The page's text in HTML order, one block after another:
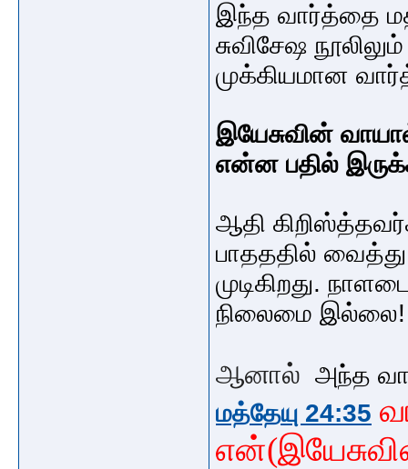
இந்த வார்த்தை
சுவிசேஷ
முக்கியமான
இயேசுவின்
என்ன பதில்
ஆதி
பாதததில்
முடிகிறது.
நிலைமை
ஆனால் அந்த
மத்தேயு 24:35